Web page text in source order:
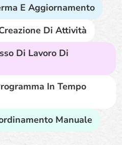
E Aggiornamento
Di Attività
Di Lavoro Di
In Tempo
Manuale